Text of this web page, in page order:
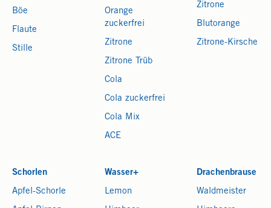
Böe
Flaute
Stille
Orange
zuckerfrei
Zitrone
Zitrone Trüb
Cola
Cola zuckerfrei
Cola Mix
ACE
Zitrone
Blutorange
Zitrone-Kirsche
Schorlen
Apfel-Schorle
Wasser+
Lemon
Drachenbrause
Waldmeister